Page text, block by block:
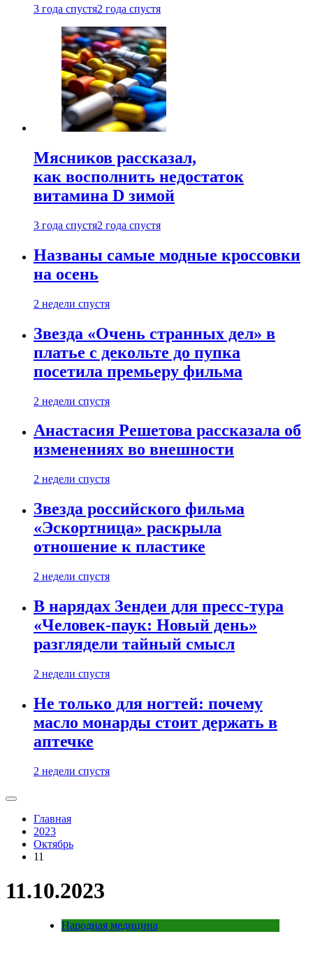
3 года спустя2 года спустя
Мясников рассказал,
как восполнить недостаток
витамина D зимой
3 года спустя2 года спустя
Названы самые модные кроссовки
на осень
2 недели спустя
Звезда «Очень странных дел» в
платье с декольте до пупка
посетила премьеру фильма
2 недели спустя
Анастасия Решетова рассказала об
изменениях во внешности
2 недели спустя
Звезда российского фильма
«Эскортница» раскрыла
отношение к пластике
2 недели спустя
В нарядах Зендеи для пресс-тура
«Человек-паук: Новый день»
разглядели тайный смысл
2 недели спустя
Не только для ногтей: почему
масло монарды стоит держать в
аптечке
2 недели спустя
Главная
2023
Октябрь
11
11.10.2023
Народная медицина